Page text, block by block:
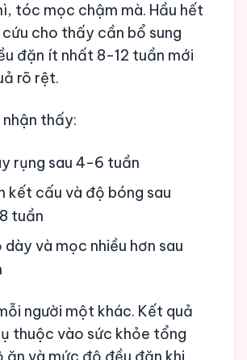
tóc mọc chậm mà. Hầu hết
cho thấy cần bổ sung
đặn ít nhất 8-12 tuần mới
rõ rệt.
thấy:
rụng sau 4-6 tuần
kết cấu và độ bóng sau
tuần
dày và mọc nhiều hơn sau
người một khác. Kết quả
thuộc vào sức khỏe tổng